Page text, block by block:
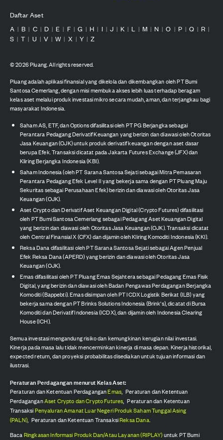
Daftar Aset
A | B | C | D | E | F | G | H | I | J | K | L | M | N | O | P | Q | R |
S | T | U | V | W | X | Y | Z
©2026Pluang. All rights reserved.
Pluang adalah aplikasi finansial yang dikelola dan dikembangkan oleh PT Bumi
Santosa Cemerlang, dengan misi membuka akses lebih luas terhadap beragam
kelas aset melalui produk investasi mikro secara mudah, aman, dan terjangkau bagi
masyarakat Indonesia.
Saham AS, ETF, dan Options difasilitasi oleh PT PG Berjangka sebagai
Perantara Pedagang Derivatif Keuangan yang berizin dan diawasi oleh Otoritas
Jasa Keuangan (OJK) untuk produk derivatif keuangan dengan aset dasar
berupa Efek. Transaksi dicatat pada Jakarta Futures Exchange (JFX) dan
Kliring Berjangka Indonesia (KBI).
Saham Indonesia (oleh PT Sarana Santosa Sejati sebagai Mitra Pemasaran
Perantara Pedagang Efek Level II yang bekerja sama dengan PT Pluang Maju
Sekuritas sebagai Perusahaan Efek) berizin dan diawasi oleh Otoritas Jasa
Keuangan (OJK).
Aset Crypto dan Derivatif Aset Keuangan Digital (Crypto Futures) difasilitasi
oleh PT Bumi Santosa Cemerlang sebagai Pedagang Aset Keuangan Digital
yang berizin dan diawasi oleh Otoritas Jasa Keuangan (OJK). Transaksi dicatat
oleh Central Finansial X (CFX) dan dijamin oleh Kliring Komoditi Indonesia (KKI).
Reksa Dana difasilitasi oleh PT Sarana Santosa Sejati sebagai Agen Penjual
Efek Reksa Dana (APERD) yang berizin dan diawasi oleh Otoritas Jasa
Keuangan (OJK).
Emas difasilitasi oleh PT Pluang Emas Sejahtera sebagai Pedagang Emas Fisik
Digital, yang berizin dan diawasi oleh Badan Pengawas Perdagangan Berjangka
Komoditi (Bappebti). Emas disimpan oleh PT ICDX Logistik Berikat (ILB) yang
bekerja sama dengan PT Brinks Solutions Indonesia (Brink's), dicatat di Bursa
Komoditi dan Derivatif Indonesia (ICDX), dan dijamin oleh Indonesia Clearing
House (ICH).
Semua investasi mengandung risiko dan kemungkinan kerugian nilai investasi.
Kinerja pada masa lalu tidak mencerminkan kinerja di masa depan. Kinerja historikal,
expected return, dan proyeksi probabilitas disediakan untuk tujuan informasi dan
ilustrasi.
Peraturan Perdagangan menurut Kelas Aset:
Peraturan dan Ketentuan PerdaganganEmas, Peraturan dan Ketentuan
PerdaganganAset Crypto dan Crypto Futures, Peraturan dan Ketentuan
TransaksiPenyaluran Amanat Luar Negeri Produk Saham Tunggal Asing
(PALN), Peraturan dan Ketentuan TransaksiReksa Dana.
BacaRingkasan Informasi Produk Dan/Atau Layanan (RIPLAY)untuk PT Bumi